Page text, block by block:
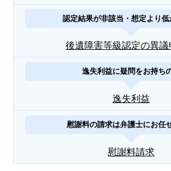
認定結果が非該当・想定より
後遺障害等級認定の異議
逸失利益に疑問をお持ち
逸失利益
慰謝料の請求は弁護士にお任
慰謝料請求